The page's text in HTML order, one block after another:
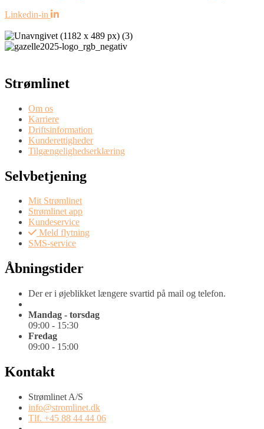
Linkedin-in
Strømlinet
Om os
Karriere
Driftsinformation
Kunderettigheder
Tilgængelighedserklæring
Selvbetjening
Mit Strømlinet
Strømlinet app
Kundeservice
Meld flytning
SMS-service
Åbningstider
Der er i øjeblikket længere svartid på mail og telefon.
Mandag - torsdag
09:00 - 15:30
Fredag
09:00 - 15:00
Kontakt
Strømlinet A/S
info@stromlinet.dk
Tlf. +45 88 44 44 06